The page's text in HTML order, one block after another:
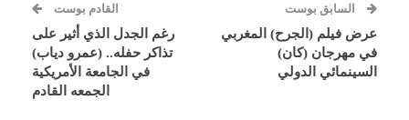
السابق بوست
عرض فيلم (الجرح) المغربي
في مهرجان (كان)
السينمائي الدولي
القادم بوست
رغم الجدل الذي أثير على
تذاكر حفله.. (عمرو دياب)
في الجامعة الأمريكية
الجمعه القادم